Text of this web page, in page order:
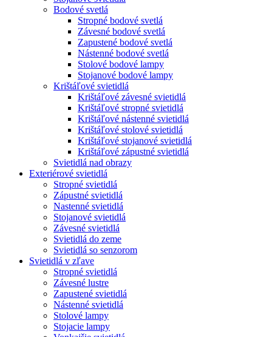
Bodové svetlá
Stropné bodové svetlá
Závesné bodové svetlá
Zapustené bodové svetlá
Nástenné bodové svetlá
Stolové bodové lampy
Stojanové bodové lampy
Krištáľové svietidlá
Krištáľové závesné svietidlá
Krištáľové stropné svietidlá
Krištáľové nástenné svietidlá
Krištáľové stolové svietidlá
Krištáľové stojanové svietidlá
Krištáľové zápustné svietidlá
Svietidlá nad obrazy
Exteriérové svietidlá
Stropné svietidlá
Zápustné svietidlá
Nastenné svietidlá
Stojanové svietidlá
Závesné svietidlá
Svietidlá do zeme
Svietidlá so senzorom
Svietidlá v zľave
Stropné svietidlá
Závesné lustre
Zapustené svietidlá
Nástenné svietidlá
Stolové lampy
Stojacie lampy